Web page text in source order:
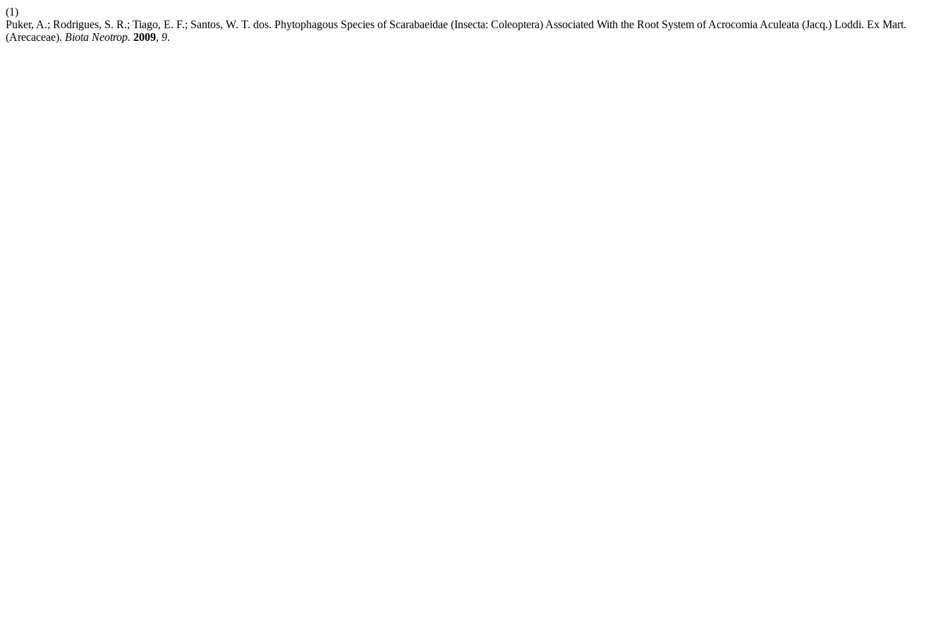
(1)
Puker, A.; Rodrigues, S. R.; Tiago, E. F.; Santos, W. T. dos. Phytophagous Species of Scarabaeidae (Insecta: Coleoptera) Associated With the Root System of Acrocomia Aculeata (Jacq.) Loddi. Ex Mart.
(Arecaceae). Biota Neotrop. 2009, 9.